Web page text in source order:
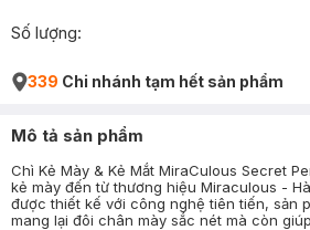
Số lượng:
339 Chi nhánh tạm hết sản phẩm
Mô tả sản phẩm
Chì Kẻ Mày & Kẻ Mắt MiraCulous Secret
kẻ mày đến từ thương hiệu Miraculous -
được thiết kế với công nghệ tiên tiến, sản
mang lại đôi chân mày sắc nét mà còn